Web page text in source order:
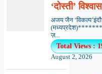
‘दोस्ती’ विश्वास
अजय जैन
ज़...
Total Views :
August 2, 2026